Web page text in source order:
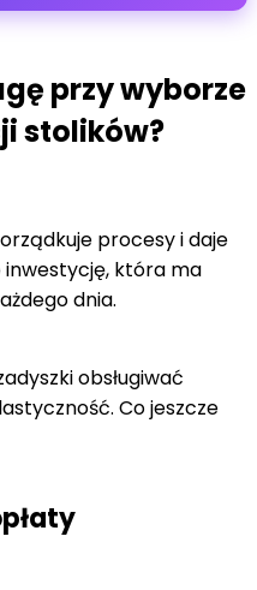
przy wyborze
stolików?
procesy i daje
inwestycję, która ma
dnia.
obsługiwać
Co jeszcze